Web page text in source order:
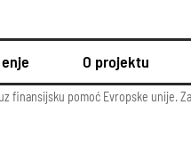
O projektu
finansijsku pomoć Evropske